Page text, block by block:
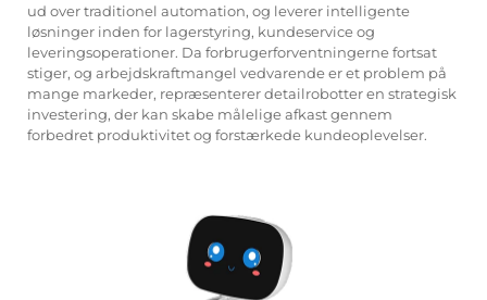
ud over traditionel automation, og leverer intelligente
løsninger inden for lagerstyring, kundeservice og
leveringsoperationer. Da forbrugerforventningerne fortsat
stiger, og arbejdskraftmangel vedvarende er et problem på
mange markeder, repræsenterer detailrobotter en strategisk
investering, der kan skabe målelige afkast gennem
forbedret produktivitet og forstærkede kundeoplevelser.